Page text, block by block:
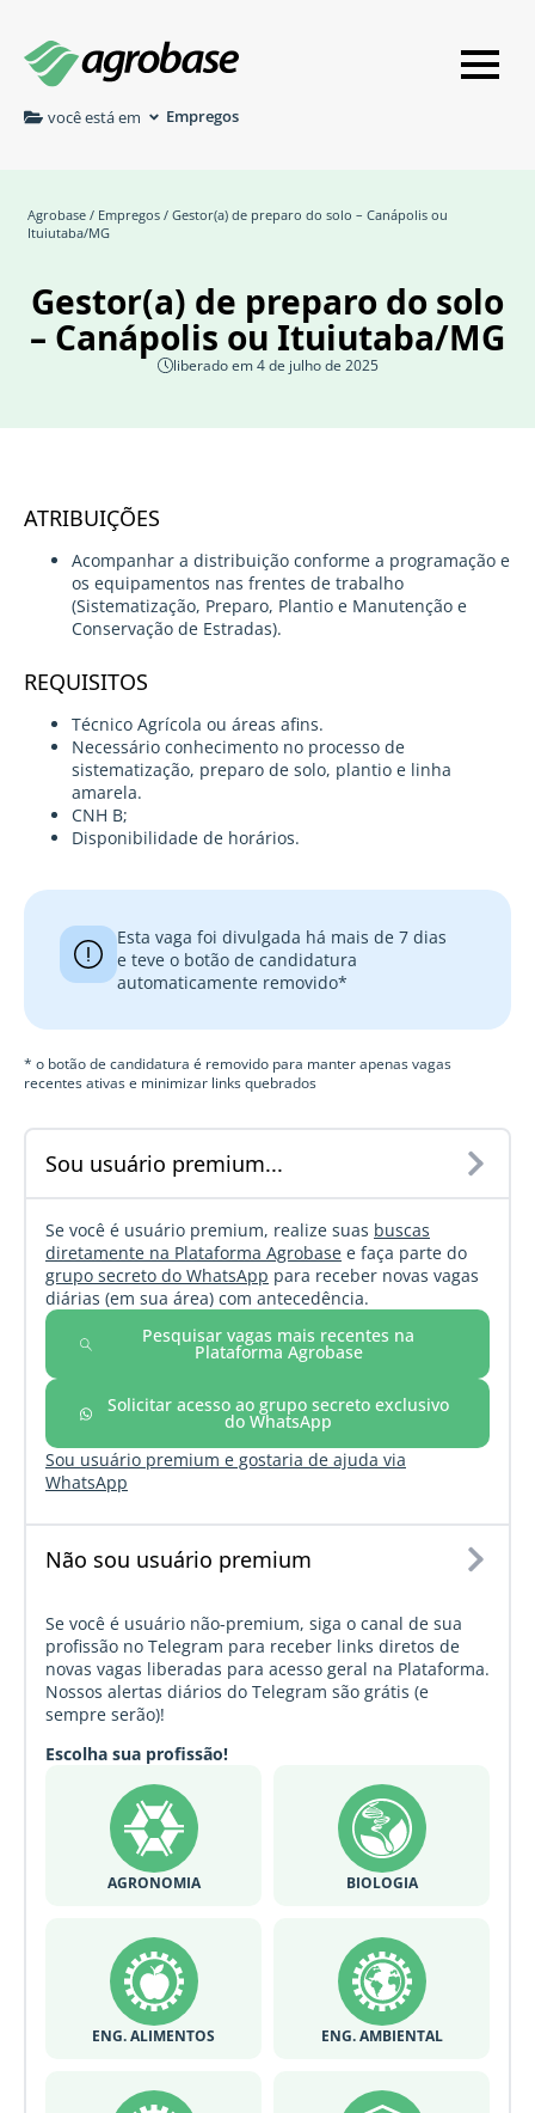
você está em Empregos
Agrobase / Empregos / Gestor(a) de preparo do solo – Canápolis ou
Ituiutaba/MG
Gestor(a) de preparo do solo
– Canápolis ou Ituiutaba/MG
liberado em 4 de julho de 2025
ATRIBUIÇÕES
Acompanhar a distribuição conforme a programação e
os equipamentos nas frentes de trabalho
(Sistematização, Preparo, Plantio e Manutenção e
Conservação de Estradas).
REQUISITOS
Técnico Agrícola ou áreas afins.
Necessário conhecimento no processo de
sistematização, preparo de solo, plantio e linha
amarela.
CNH B;
Disponibilidade de horários.
Esta vaga foi divulgada há mais de 7 dias
e teve o botão de candidatura
automaticamente removido*
* o botão de candidatura é removido para manter apenas vagas
recentes ativas e minimizar links quebrados
Sou usuário premium...
Se você é usuário premium, realize suas buscas
diretamente na Plataforma Agrobase e faça parte do
grupo secreto do WhatsApp para receber novas vagas
diárias (em sua área) com antecedência.
Pesquisar vagas mais recentes na
Plataforma Agrobase
Solicitar acesso ao grupo secreto exclusivo
do WhatsApp
Sou usuário premium e gostaria de ajuda via
WhatsApp
Não sou usuário premium
Se você é usuário não-premium, siga o canal de sua
profissão no Telegram para receber links diretos de
novas vagas liberadas para acesso geral na Plataforma.
Nossos alertas diários do Telegram são grátis (e
sempre serão)!
Escolha sua profissão!
AGRONOMIA BIOLOGIA
ENG. ALIMENTOS ENG. AMBIENTAL